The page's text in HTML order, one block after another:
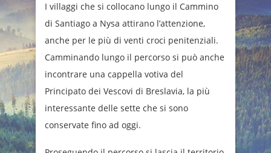
I villaggi che si collocano lungo il Cammino
di Santiago a Nysa attirano l’attenzione,
anche per le più di venti croci penitenziali.
Camminando lungo il percorso si può anche
incontrare una cappella votiva del
Principato dei Vescovi di Breslavia, la più
interessante delle sette che si sono
conservate fino ad oggi.